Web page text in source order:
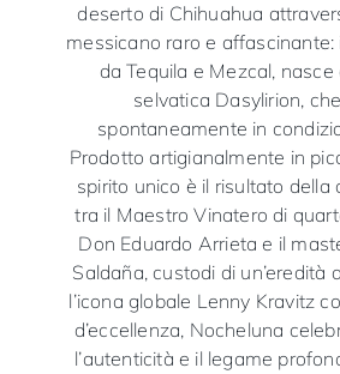
deserto di Chihuahua
messicano raro e affascinante:
da Tequila e Mezcal, nasce
selvatica Dasylirion,
spontaneamente in
Prodotto artigianalmente in
spirito unico è il risultato della
tra il Maestro Vinatero di
Don Eduardo Arrieta e il
Saldaña, custodi di un’eredità
l’icona globale Lenny Kravitz
d’eccellenza, Nocheluna
l’autenticità e il legame